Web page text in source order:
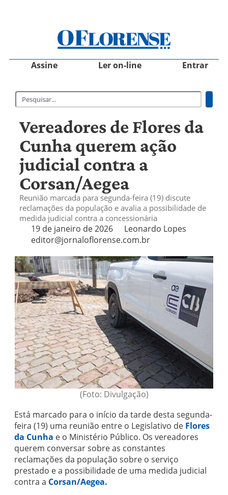
Assine Ler on-line Entrar
Vereadores de Flores da
Cunha querem ação
judicial contra a
Corsan/Aegea
Reunião marcada para segunda-feira (19) discute
reclamações da população e avalia a possibilidade de
medida judicial contra a concessionária
19 de janeiro de 2026
Leonardo Lopes
editor@jornaloflorense.com.br
(Foto: Divulgação)
Está marcado para o início da tarde desta segunda-
feira (19) uma reunião entre o Legislativo de Flores
da Cunha e o Ministério Público. Os vereadores
querem conversar sobre as constantes
reclamações da população sobre o serviço
prestado e a possibilidade de uma medida judicial
contra a Corsan/Aegea.